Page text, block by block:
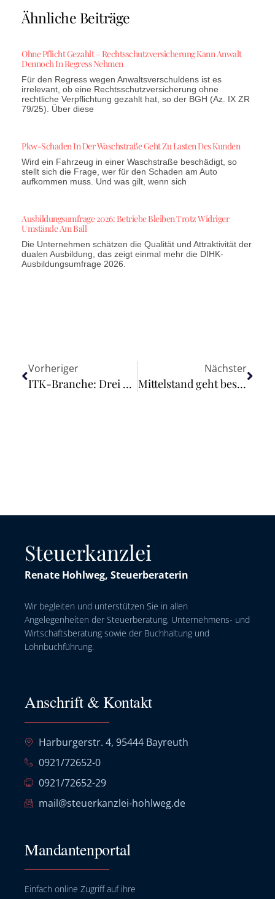
Ähnliche Beiträge
Ohne Pflicht Gezahlt – Rechtsschutzversicherung Kann Anwalt
Dennoch In Regress Nehmen
Für den Regress wegen Anwaltsverschuldens ist es
irrelevant, ob eine Rechtsschutzversicherung ohne
rechtliche Verpflichtung gezahlt hat, so der BGH (Az. IX ZR
79/25). Über diese
Pkw-Schaden In Der Waschstraße Geht Zu Lasten Des Kunden
Wird ein Fahrzeug in einer Waschstraße beschädigt, so
stellt sich die Frage, wer für den Schaden am Auto
aufkommen muss. Und was gilt, wenn sich
Ausbildungsumfrage 2026: Betriebe Bleiben Trotz Widriger
Umstände Am Ball
Die Unternehmen schätzen die Qualität und Attraktivität der
dualen Ausbildung, das zeigt einmal mehr die DIHK-
Ausbildungsumfrage 2026.
Vorheriger
ITK-Branche: Drei von vier Unternehmen sehen ohne Frauen Zukunft in Gefahr
Nächster
Mittelstand geht besser gelaunt in die Fastenzeit
Steuerkanzlei
Renate Hohlweg, Steuerberaterin
Wir begleiten und unterstützen Sie in allen
Angelegenheiten der Steuerberatung, Unternehmens- und
Wirtschaftsberatung sowie der Buchhaltung und
Lohnbuchführung.
Anschrift & Kontakt
Harburgerstr. 4, 95444 Bayreuth
0921/72652-0
0921/72652-29
mail@steuerkanzlei-hohlweg.de
Mandantenportal
Einfach online Zugriff auf ihre